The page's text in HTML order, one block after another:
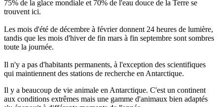
75% de la glace mondiale et 70% de l'eau douce de la Terre se
trouvent ici.
Les mois d'été de décembre à février donnent 24 heures de lumière,
tandis que les mois d'hiver de fin mars à fin septembre sont sombres
toute la journée.
Il n'y a pas d'habitants permanents, à l'exception des scientifiques
qui maintiennent des stations de recherche en Antarctique.
Il y a beaucoup de vie animale en Antarctique. C'est un continent
aux conditions extrêmes mais une gamme d'animaux bien adaptés